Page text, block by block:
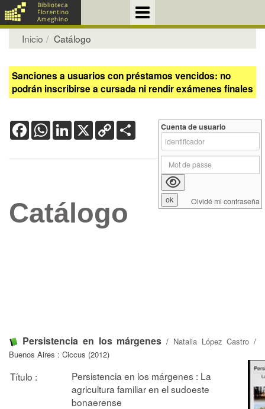
Inicio Catálogo
Sanciones a usuarios con préstamos vencidos: no
podrán inscribirse a cursada ni rendir exámenes finales
FacebookWhatsApp
LinkedIn
X Copy
Link
Catálogo
Persistencia en los márgenes / Natalia López Castro /
Buenos Aires : Ciccus (2012)
Título :
Persistencia en los márgenes : La
agricultura familiar en el sudoeste
bonaerense
Cuenta de usuario
Olvidé mi contraseña